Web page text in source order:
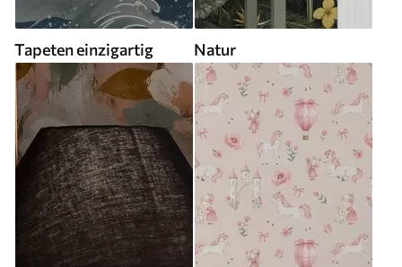
Tapeten einzigartig Natur